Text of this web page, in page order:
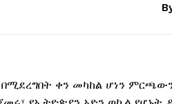
ቀን መካከል ሆነን